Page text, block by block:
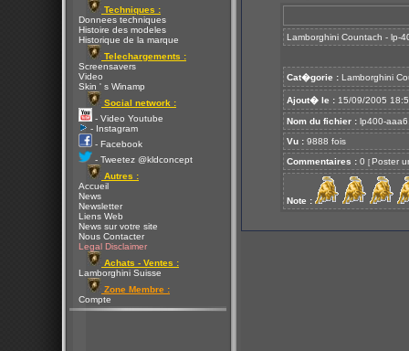
Techniques :
Donnees techniques
Histoire des modeles
Historique de la marque
Telechargements :
Screensavers
Video
Skin ' s Winamp
Social network :
- Video Youtube
- Instagram
- Facebook
- Tweetez @kldconcept
Autres :
Accueil
News
Newsletter
Liens Web
News sur votre site
Nous Contacter
Legal Disclaimer
Achats - Ventes :
Lamborghini Suisse
Zone Membre :
Compte
Lamborghini Countach - lp-
Cat�gorie : Lamborghini
Ajout� le : 15/09/2005
Nom du fichier : lp400-
Vu : 9888 fois
Commentaires : 0 [ Poster
Note :